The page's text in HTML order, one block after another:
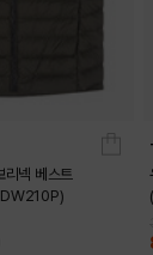
리넥 베스트